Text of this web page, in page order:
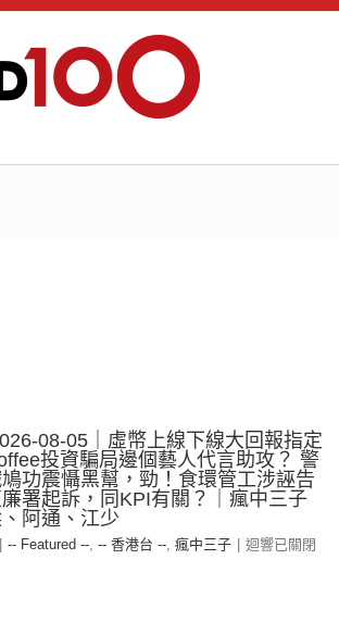
08-05｜虛幣上線下線大回報指定
投資騙局邊個藝人代言助攻？ 警
功震懾黑幫，勁！食環管工涉誣告
署起訴，同KPI有關？｜瘋中三子
、阿通、江少
-- Featured --, -- 香港台 --, 瘋中三子 迴響已關閉